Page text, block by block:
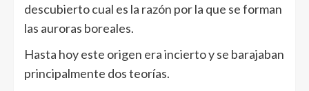
descubierto cual es la razón por la que se forman
las auroras boreales.
Hasta hoy este origen era incierto y se barajaban
principalmente dos teorías.